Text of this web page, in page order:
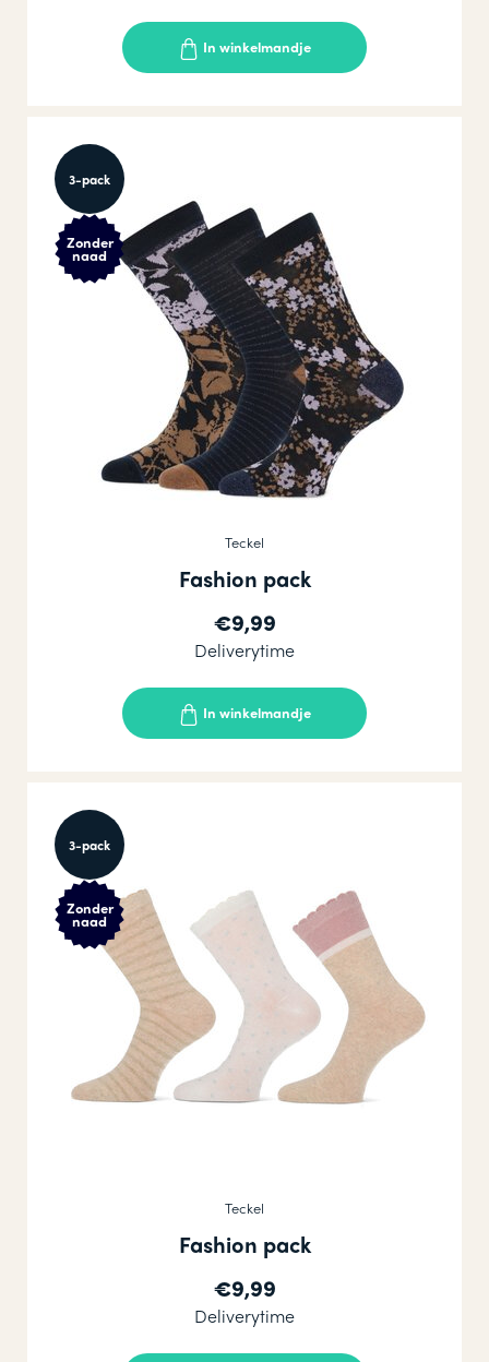
In winkelmandje
3-pack
Zonder
naad
Teckel
Fashion pack
€9,99
Deliverytime
In winkelmandje
3-pack
Zonder
naad
Teckel
Fashion pack
€9,99
Deliverytime